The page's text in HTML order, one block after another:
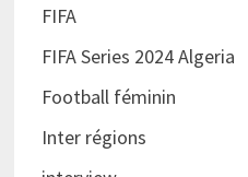
FIFA
FIFA Series 2024 Algeria
Football féminin
Inter régions